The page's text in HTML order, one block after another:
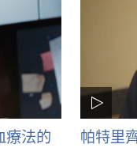
療法的
帕特里